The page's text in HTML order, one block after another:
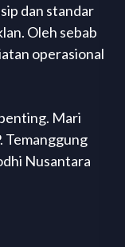
dan standar
Oleh sebab
operasional
Mari
Temanggung
Nusantara